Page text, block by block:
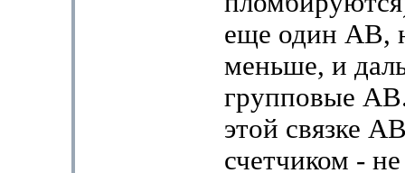
еще один АВ,
меньше, и
групповые
этой связке
счетчиком -